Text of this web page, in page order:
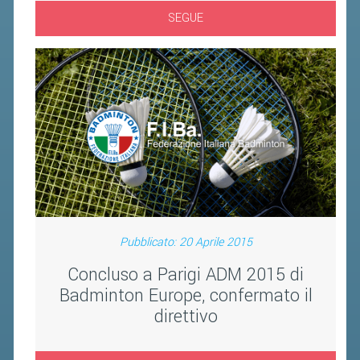
SEGUE
Pubblicato: 20 Aprile 2015
Concluso a Parigi ADM 2015 di
Badminton Europe, confermato il
direttivo
BANDI DI GARA E CONTRATTI
SPORTELLO FISCALE
NOVITÀ FISCALI
MODULISTICA
SCADENZARIO
DOCUMENTI E APPROFONDIMENTI
AIRBADMINTON
TAPPE REGIONALI AIRBADMINTON